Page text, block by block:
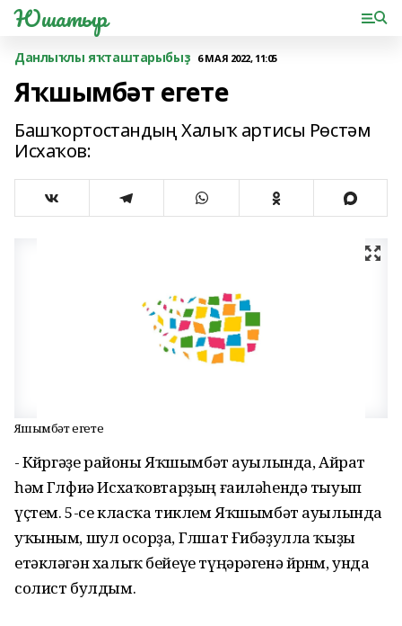
Юшатыр
Данлыҡлы яҡташтарыбыҙ 6 МАЯ 2022, 11:05
Яҡшымбәт егете
Башҡортостандың Халыҡ артисы Рөстәм
Исхаҡов:
Яҡшымбәт егете
- Көйөргәҙе районы Яҡшымбәт ауылында, Айрат
һәм Гөлфиә Исхаҡовтарҙың ғаиләһендә тыуып
үҫтем. 5-се класҡа тиклем Яҡшымбәт ауылында
уҡыным, шул осорҙа, Гөлшат Ғибәҙулла ҡыҙы
етәкләгән халыҡ бейеүе түңәрәгенә йөрөнөм, унда
солист булдым.